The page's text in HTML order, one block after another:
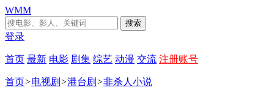
WMM
搜索
登录
首页 最新 电影 剧集 综艺 动漫 交流 注册账号
首页>电视剧 >港台剧 >非杀人小说